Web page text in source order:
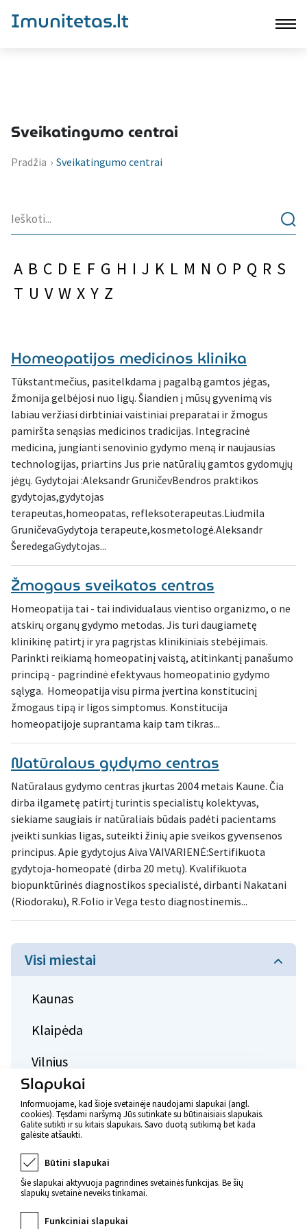
Imunitetas.lt
Visi miestai
Kaunas
Klaipėda
Vilnius
Sveikatingumo centrai
Pradžia › Sveikatingumo centrai
A B C D E F G H I J K L M N O P Q R S
T U V W X Y Z
Homeopatijos medicinos klinika
Tūkstantmečius, pasitelkdama į pagalbą gamtos jėgas,
žmonija gelbėjosi nuo ligų. Šiandien į mūsų gyvenimą vis
labiau veržiasi dirbtiniai vaistiniai preparatai ir žmogus
pamiršta senąsias medicinos tradicijas. Integracinė
medicina, jungianti senovinio gydymo meną ir naujausias
technologijas, priartins Jus prie natūralių gamtos gydomųjų
jėgų. Gydytojai :Aleksandr GruničevBendros praktikos
gydytojas,gydytojas
terapeutas,homeopatas, refleksoterapeutas.Liudmila
GruničevaGydytoja terapeute,kosmetologė.Aleksandr
ŠeredegaGydytojas...
Žmogaus sveikatos centras
Homeopatija tai - tai individualaus vientiso organizmo, o ne
atskirų organų gydymo metodas. Jis turi daugiametę
klinikinę patirtį ir yra pagrįstas klinikiniais stebėjimais.
Parinkti reikiamą homeopatinį vaistą, atitinkantį panašumo
principą - pagrindinė efektyvaus homeopatinio gydymo
sąlyga. Homeopatija visu pirma įvertina konstitucinį
žmogaus tipą ir ligos simptomus. Konstitucija
homeopatijoje suprantama kaip tam tikras...
Natūralaus gydymo centras
Natūralaus gydymo centras įkurtas 2004 metais Kaune. Čia
dirba ilgametę patirtį turintis specialistų kolektyvas,
siekiame saugiais ir natūraliais būdais padėti pacientams
įveikti sunkias ligas, suteikti žinių apie sveikos gyvensenos
principus. Apie gydytojus Aiva VAIVARIENĖ:Sertifikuota
gydytoja-homeopatė (dirba 20 metų). Kvalifikuota
biopunktūrinės diagnostikos specialistė, dirbanti Nakatani
(Riodoraku), R.Folio ir Vega testo diagnostinemis...
Slapukai
Informuojame, kad šioje svetainėje naudojami slapukai (angl.
cookies). Tęsdami naršymą Jūs sutinkate su būtinaisiais slapukais.
Galite sutikti ir su kitais slapukais. Savo duotą sutikimą bet kada
galėsite atšaukti.
Būtini slapukai
Šie slapukai aktyvuoja pagrindines svetainės funkcijas. Be šių
slapukų svetainė neveiks tinkamai.
Funkciniai slapukai